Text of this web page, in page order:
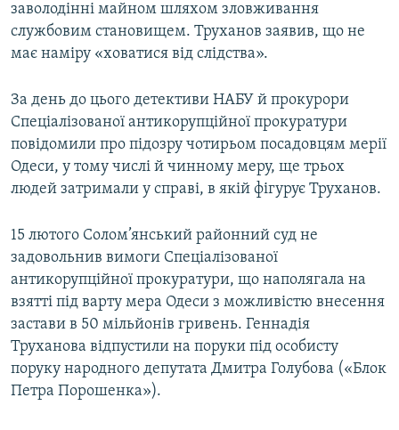
заволодінні майном шляхом зловживання
службовим становищем. Труханов заявив, що не
має наміру «ховатися від слідства».
За день до цього детективи НАБУ й прокурори
Спеціалізованої антикорупційної прокуратури
повідомили про підозру чотирьом посадовцям мерії
Одеси, у тому числі й чинному меру, ще трьох
людей затримали у справі, в якій фігурує Труханов.
15 лютого Солом’янський районний суд не
задовольнив вимоги Спеціалізованої
антикорупційної прокуратури, що наполягала на
взятті під варту мера Одеси з можливістю внесення
застави в 50 мільйонів гривень. Геннадія
Труханова відпустили на поруки під особисту
поруку народного депутата Дмитра Голубова («Блок
Петра Порошенка»).